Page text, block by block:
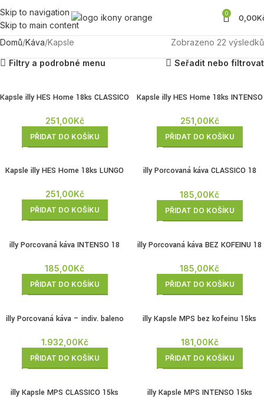
Skip to navigation
Skip to main content
0 0,00
Domů Káva Kapsle Zobrazeno 22 výsledků
Filtry a podrobné menu Seřadit nebo filtrovat
Kapsle illy HES Home 18ks CLASSICO
251,00Kč
PŘIDAT DO KOŠÍKU
Kapsle illy HES Home 18ks INTENSO
251,00Kč
PŘIDAT DO KOŠÍKU
Kapsle illy HES Home 18ks LUNGO
251,00Kč
PŘIDAT DO KOŠÍKU
illy Porcovaná káva CLASSICO 18
185,00Kč
PŘIDAT DO KOŠÍKU
illy Porcovaná káva INTENSO 18
185,00Kč
PŘIDAT DO KOŠÍKU
illy Porcovaná káva BEZ KOFEINU 18
185,00Kč
PŘIDAT DO KOŠÍKU
illy Porcovaná káva – indiv. baleno
1.932,00Kč
PŘIDAT DO KOŠÍKU
illy Kapsle MPS bez kofeinu 15ks
181,00Kč
PŘIDAT DO KOŠÍKU
illy Kapsle MPS CLASSICO 15ks illy Kapsle MPS INTENSO 15ks